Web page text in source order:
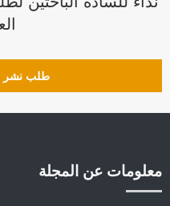
طلب نشر
معلومات عن المجلة